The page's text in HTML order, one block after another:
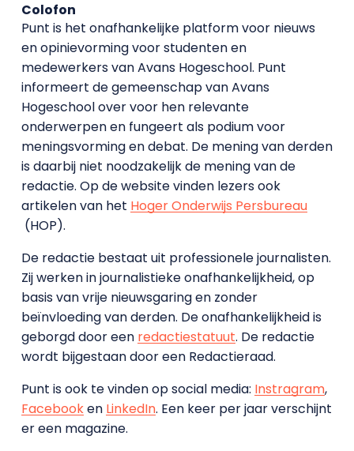
Colofon
Punt is het onafhankelijke platform voor nieuws
en opinievorming voor studenten en
medewerkers van Avans Hoge­school. Punt
informeert de gemeenschap van Avans
Hogeschool over voor hen relevante
onderwerpen en fungeert als podium voor
meningsvorming en debat. De mening van derden
is daarbij niet noodzakelijk de mening van de
redactie. Op de website vinden lezers ook
artikelen van het Hoger Onderwijs Persbureau
(HOP).
De redactie bestaat uit professionele journalisten.
Zij werken in journalistieke onafhankelijkheid, op
basis van vrije nieuwsgaring en zonder
beïnvloeding van derden. De onafhankelijkheid is
geborgd door een redactiestatuut. De redactie
wordt bijgestaan door een Redactieraad.
Punt is ook te vinden op social media: Instragram,
Facebooken LinkedIn. Een keer per jaar verschijnt
er een magazine.